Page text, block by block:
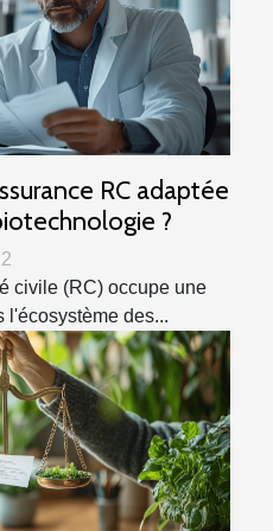
RC adaptée
?
civile (RC) occupe une
l'écosystème des...